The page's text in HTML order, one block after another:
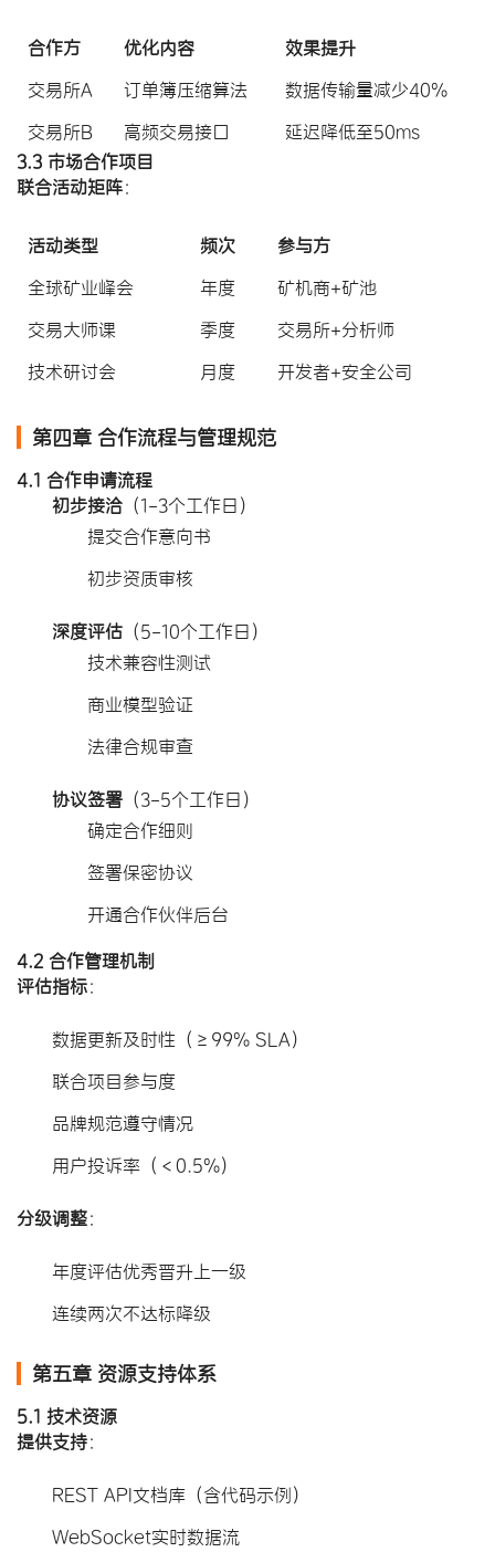
合作方 优化内容
效果提升
交易所A
订单簿压缩算法
数据传输量减少40%
交易所B
高频交易接口
延迟降低至50ms
3.3 市场合作项目
联合活动矩阵​：
活动类型 频次
参与方
全球矿业峰会
年度
矿机商+矿池
交易大师课
季度
交易所+分析师
技术研讨会
月度 开发者+安全公司
第四章 合作流程与管理规范
4.1 合作申请流程
初步接洽 ​（1-3个工作日）
提交合作意向书
初步资质审核
深度评估 ​（5-10个工作日）
技术兼容性测试
商业模型验证
法律合规审查
协议签署 ​（3-5个工作日）
确定合作细则
签署保密协议
开通合作伙伴后台
4.2 合作管理机制
评估指标​：
数据更新及时性（≥99% SLA）
联合项目参与度
品牌规范遵守情况
用户投诉率（＜0.5%）
分级调整​：
年度评估优秀晋升上一级
连续两次不达标降级
第五章 资源支持体系
5.1 技术资源
提供支持​：
REST API文档库（含代码示例）
WebSocket实时数据流